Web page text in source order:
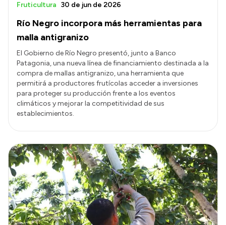
Río Negro incorpora más herramientas para
malla antigranizo
Fruticultura 30 de jun de 2026
El Gobierno de Río Negro presentó, junto a Banco
Patagonia, una nueva línea de financiamiento destinada a la
compra de mallas antigranizo, una herramienta que
permitirá a productores frutícolas acceder a inversiones
para proteger su producción frente a los eventos
climáticos y mejorar la competitividad de sus
establecimientos.